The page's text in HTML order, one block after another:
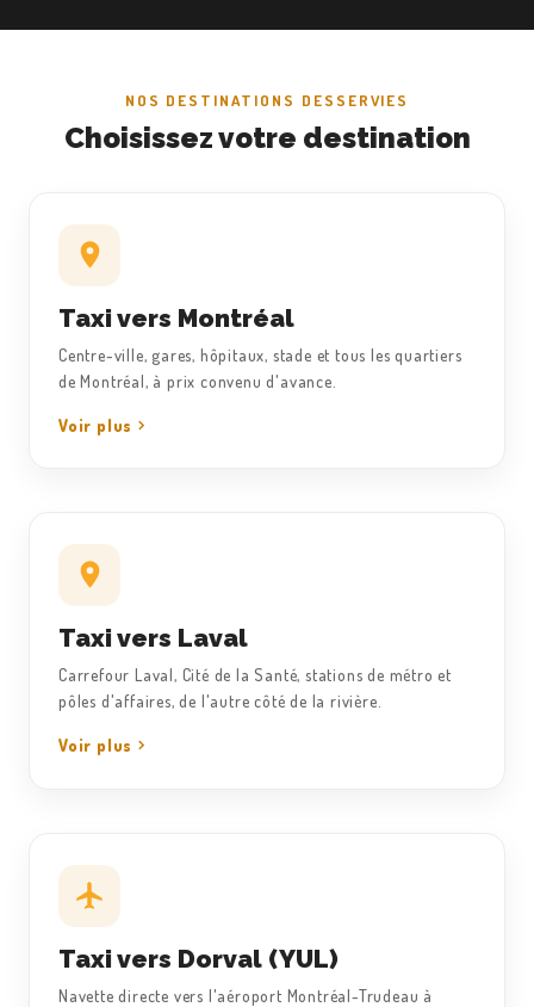
NOS DESTINATIONS DESSERVIES
Choisissez votre destination
Taxi vers Montréal
Centre-ville, gares, hôpitaux, stade et tous les quartiers
de Montréal, à prix convenu d'avance.
Voir plus
Taxi vers Laval
Carrefour Laval, Cité de la Santé, stations de métro et
pôles d'affaires, de l'autre côté de la rivière.
Voir plus
Taxi vers Dorval (YUL)
Navette directe vers l'aéroport Montréal-Trudeau à